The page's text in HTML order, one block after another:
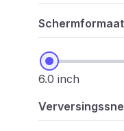
Schermformaat
6.0 inch